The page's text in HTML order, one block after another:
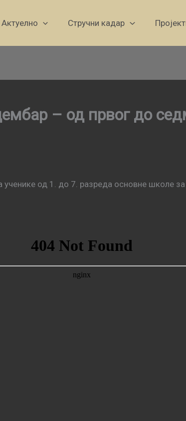
Актуелно Стручни кадар
– од првог до
од 1. до 7. разреда основне школе